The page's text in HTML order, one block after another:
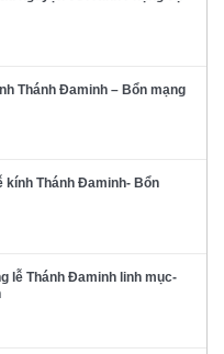
Thánh Đaminh – Bổn mạng
kính Thánh Đaminh- Bổn
lễ Thánh Đaminh linh mục-